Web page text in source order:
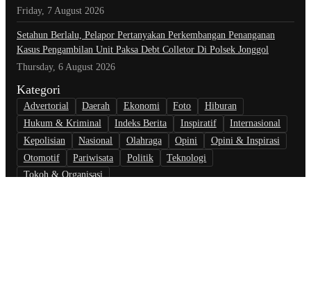
Friday, 7 August 2026
Setahun Berlalu, Pelapor Pertanyakan Perkembangan Penanganan
Kasus Pengambilan Unit Paksa Debt Colletor Di Polsek Jonggol
Thursday, 6 August 2026
Kategori
Advertorial Daerah Ekonomi Foto
Hiburan
Hukum & Kriminal
Indeks Berita Inspiratif
Internasional
Kepolisian
Nasional Olahraga Opini
Opini & Inspirasi
Otomotif
Pariwisata Politik
Teknologi
Tokoh & Organisasi